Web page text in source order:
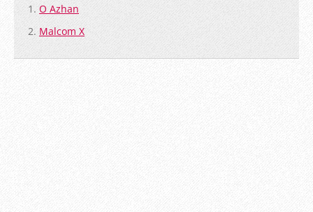
1. O Azhan
2. Malcom X